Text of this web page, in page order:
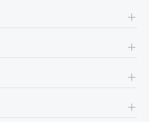
+
+
+
+